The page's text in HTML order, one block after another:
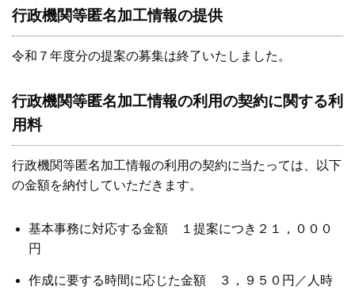
行政機関等匿名加工情報の提供
令和７年度分の提案の募集は終了いたしました。
行政機関等匿名加工情報の利用の契約に関する利
用料
行政機関等匿名加工情報の利用の契約に当たっては、以下
の金額を納付していただきます。
基本事務に対応する金額 １提案につき２１，０００
円
作成に要する時間に応じた金額 ３，９５０円／人時